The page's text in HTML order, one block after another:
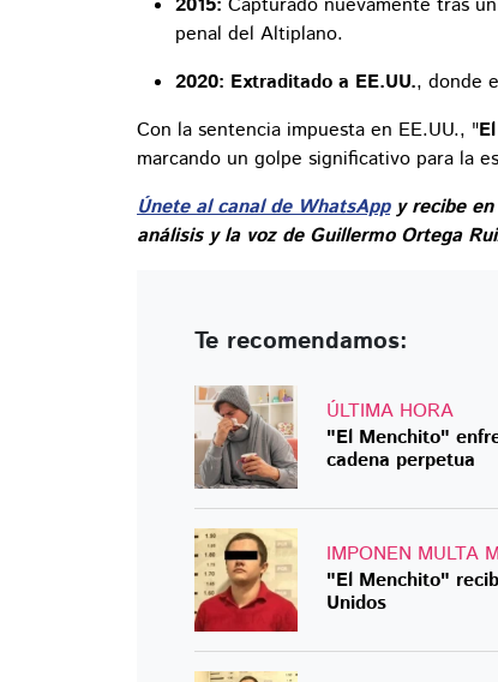
2015: Capturado nuevamente tras
penal del Altiplano.
2020: Extraditado a EE.UU., donde
Con la sentencia impuesta en EE.UU., "
marcando un golpe significativo para la
Únete al canal de WhatsAppy recibe en
análisis y la voz de Guillermo Ortega
Te recomendamos:
ÚLTIMA HORA
"El Menchito"
cadena perpetua
IMPONEN MULTA
"El Menchito"
Unidos